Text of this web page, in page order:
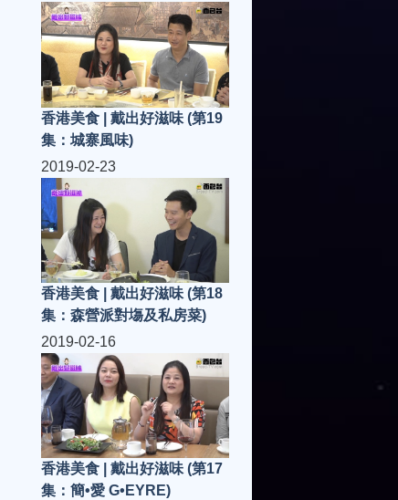
香港美食 | 戴出好滋味 (第19
集：城寨風味)
2019-02-23
香港美食 | 戴出好滋味 (第18
集：森營派對塲及私房菜)
2019-02-16
香港美食 | 戴出好滋味 (第17
集：簡•愛 G•EYRE)